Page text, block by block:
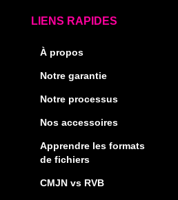
LIENS RAPIDES
À propos
Notre garantie
Notre processus
Nos accessoires
Apprendre les formats
de fichiers
CMJN vs RVB